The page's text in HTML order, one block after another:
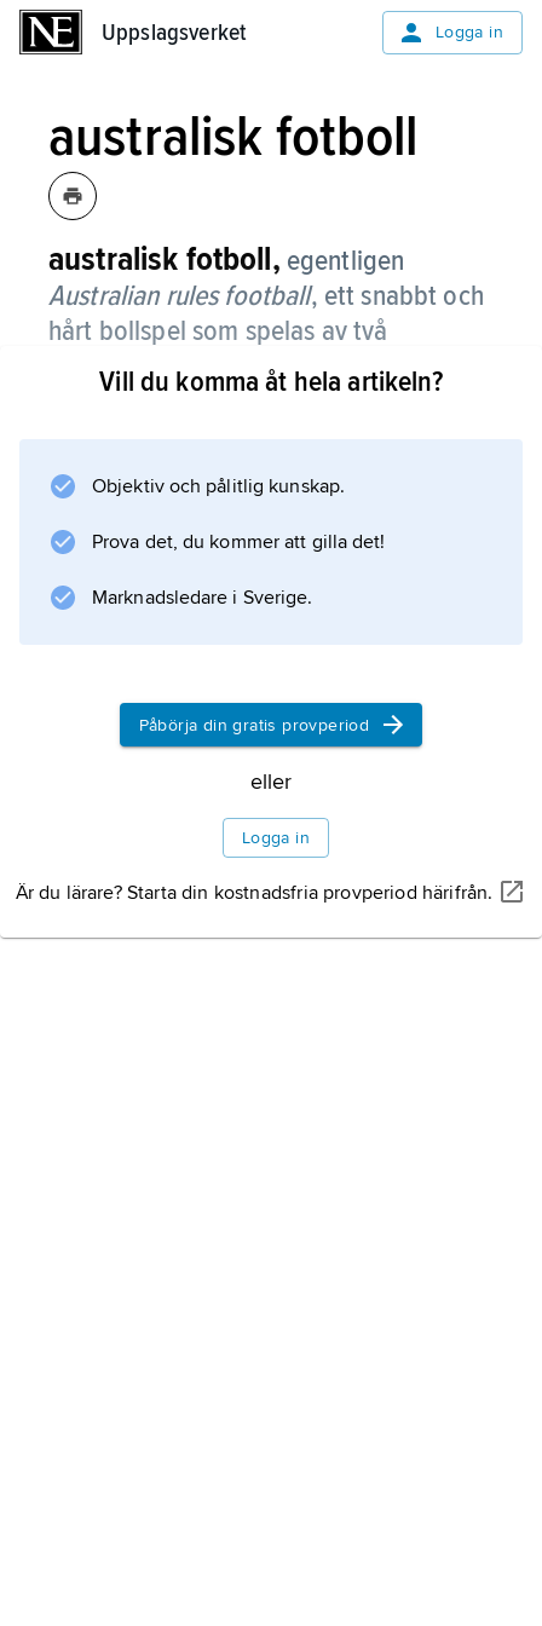
Uppslagsverket Logga in
australisk fotboll
australisk fotboll, egentligen
Australian rules football, ett snabbt och
hårt bollspel som spelas av två
artonmannalag på en stor oval spelplan.
mellan 110 och 155 m bred. Vid vardera änden
Vill du komma åt hela artikeln?
Objektiv och pålitlig kunskap.
Prova det, du kommer att gilla det!
Marknadsledare i Sverige.
Påbörja din gratis provperiod
eller
Logga in
Är du lärare? Starta din kostnadsfria provperiod härifrån.